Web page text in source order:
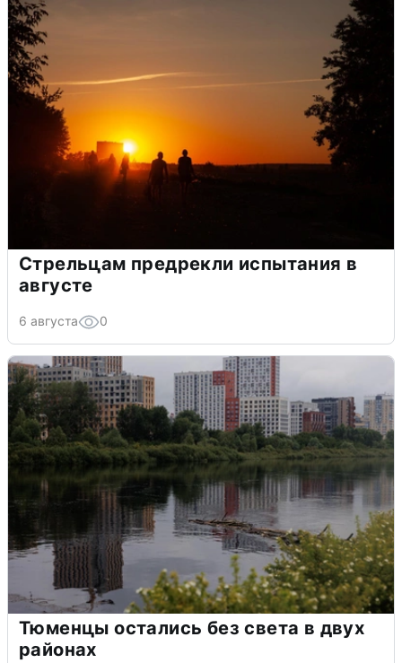
Стрельцам предрекли испытания в
августе
6 августа 0
Тюменцы остались без света в двух
районах